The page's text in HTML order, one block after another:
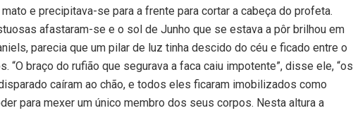
e precipitava-se para a frente para cortar a cabeça do profeta.
afastaram-se e o sol de Junho que se estava a pôr brilhou em
parecia que um pilar de luz tinha descido do céu e ficado entre o
braço do rufião que segurava a faca caiu impotente”, disse ele, “os
caíram ao chão, e todos eles ficaram imobilizados como
para mexer um único membro dos seus corpos. Nesta altura a